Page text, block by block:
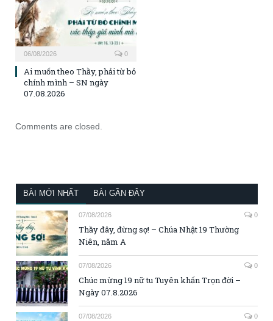
06/08/2026 0
Ai muốn theo Thầy, phải từ bỏ
chính mình – SN ngày
07.08.2026
Comments are closed.
BÀI MỚI NHẤT BÀI GẦN ĐÂY
07/08/2026 0
Thầy đây, đừng sợ! – Chúa Nhật 19 Thường
Niên, năm A
07/08/2026 0
Chúc mừng 19 nữ tu Tuyên khấn Trọn đời –
Ngày 07.8.2026
07/08/2026 0